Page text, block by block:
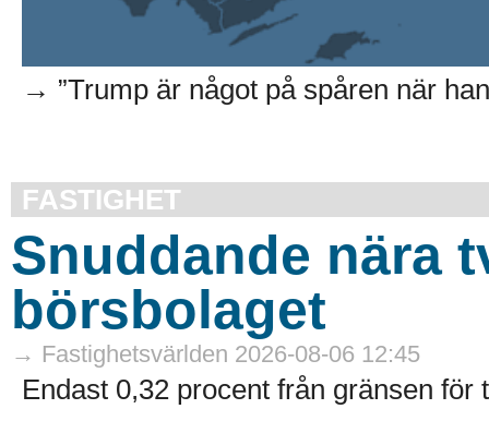
→ ”Trump är något på spåren när
FASTIGHET
Snuddande nära
börsbolaget
→ Fastighetsvärlden 2026-08-06 12:45
Endast 0,32 procent från gränsen för